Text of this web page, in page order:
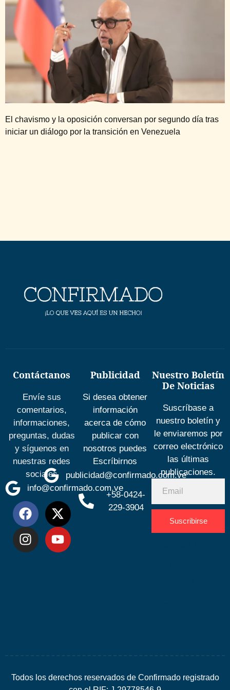
El chavismo y la oposición conversan por segundo día tras
iniciar un diálogo por la transición en Venezuela
Contáctanos
Envíe sus
comentarios,
informaciones,
preguntas, dudas
y síguenos en
nuestras redes
sociales
info@confirmado.com.ve
Publicidad
Si desea obtener
información
acerca de cómo
publicar con
nosotros puedes
Escríbirnos
publicidad@confirmado.com.ve
+58-0424-
229-3904
Nuestro Boletín
De Noticias
Suscríbase a
nuestro boletín y
le enviaremos por
correo electrónico
las últimas
publicaciones.
Suscribirse
Todos los derechos reservados de Confirmado registrado